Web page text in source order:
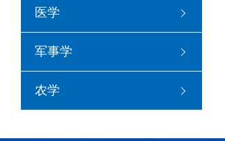
医学
军事学
农学